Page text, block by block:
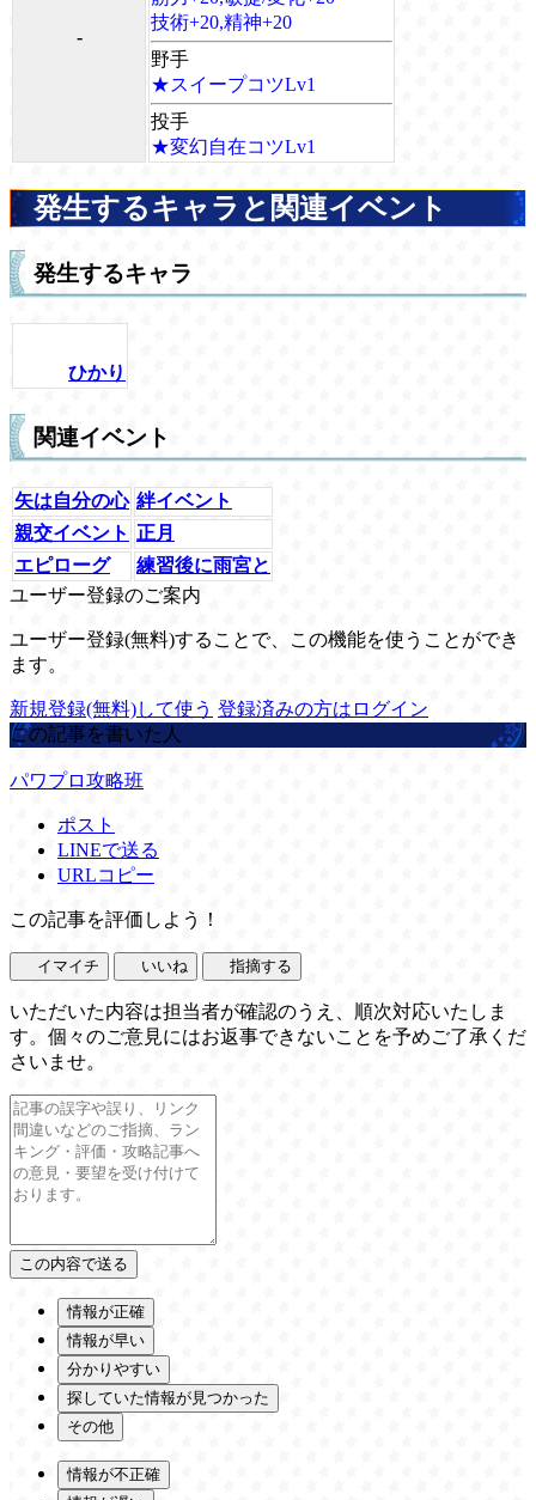
-
技術+20,精神+20
野手
★スイープコツLv1
投手
★変幻自在コツLv1
発生するキャラと関連イベント
発生するキャラ
ひかり
関連イベント
矢は自分の心 絆イベント
親交イベント 正月
エピローグ
練習後に雨宮と
ユーザー登録のご案内
ユーザー登録(無料)することで、この機能を使うことができ
ます。
新規登録(無料)して使う 登録済みの方はログイン
この記事を書いた人
パワプロ攻略班
ポスト
LINEで送る
URLコピー
この記事を評価しよう！
イマイチ いいね 指摘する
いただいた内容は担当者が確認のうえ、順次対応いたしま
す。個々のご意見にはお返事できないことを予めご了承くだ
さいませ。
情報が正確
情報が早い
分かりやすい
探していた情報が見つかった
その他
情報が不正確